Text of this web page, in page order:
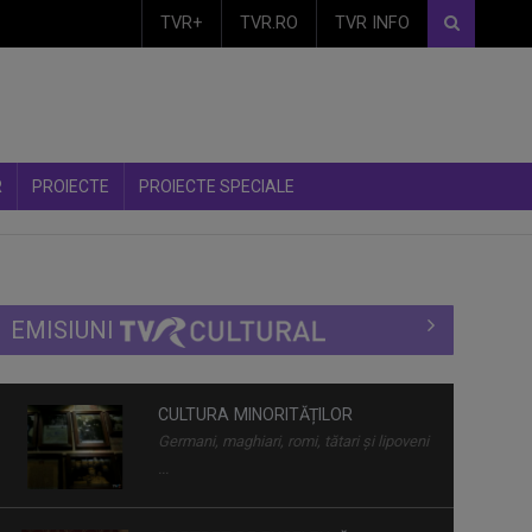
TVR+ TVR.RO TVR INFO
PROIECTE PROIECTE SPECIALE
EMISIUNI
CULTURA MINORITĂȚILOR
Germani, maghiari, romi, tătari și lipoveni